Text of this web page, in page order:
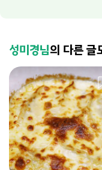
성미경님의 다른 글